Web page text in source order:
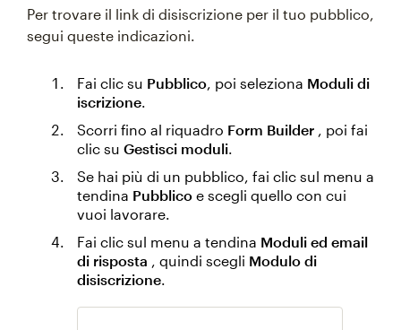
Per trovare il link di disiscrizione per il tuo pubblico,
segui queste indicazioni.
Fai clic su Pubblico, poi seleziona Moduli di
iscrizione.
Scorri fino al riquadro Form Builder , poi fai
clic su Gestisci moduli.
Se hai più di un pubblico, fai clic sul menu a
tendina Pubblico e scegli quello con cui
vuoi lavorare.
Fai clic sul menu a tendina Moduli ed email
di risposta , quindi scegli Modulo di
disiscrizione.